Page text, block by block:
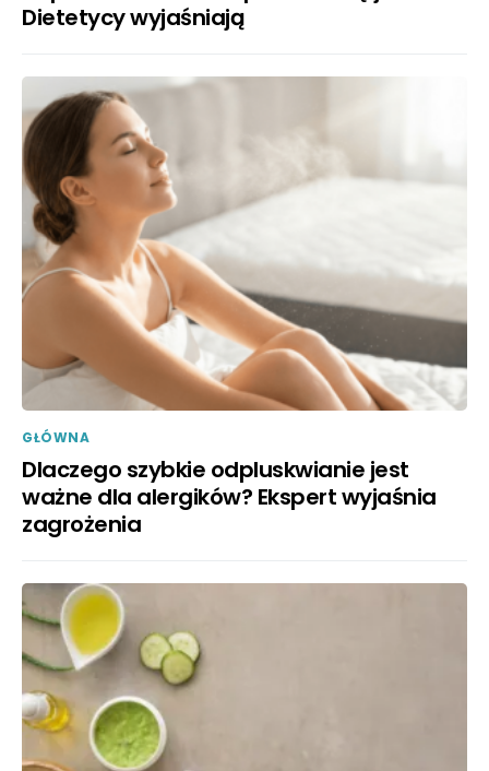
Dietetycy wyjaśniają
GŁÓWNA
Dlaczego szybkie odpluskwianie jest
ważne dla alergików? Ekspert wyjaśnia
zagrożenia